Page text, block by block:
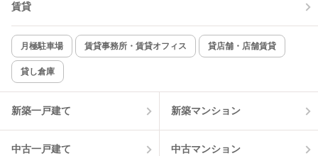
新着のみ インターネット無料
該当件数:
物件一覧に反映
賃貸
月極駐車場 賃貸事務所・賃貸オフィス 貸店舗・店舗賃貸
貸し倉庫
新築一戸建て 新築マンション
中古一戸建て 中古マンション